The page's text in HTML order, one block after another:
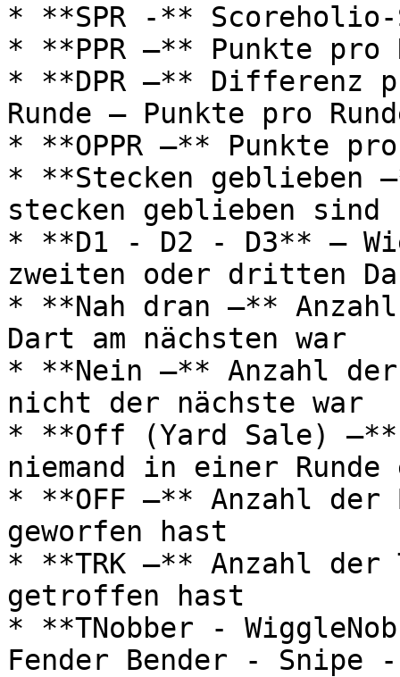
* **SPR -** Scoreholio-
* **PPR –** Punkte pro
* **DPR –** Differenz
Runde – Punkte pro
* **OPPR –** Punkte pro
* **Stecken geblieben
stecken geblieben sind
* **D1 - D2 - D3** –
zweiten oder dritten
* **Nah dran –**
Dart am nächsten war
* **Nein –** Anzahl
nicht der nächste war
* **Off (Yard Sale) –**
niemand in einer
* **OFF –** Anzahl der
geworfen hast
* **TRK –** Anzahl
getroffen hast
* **TNobber -
Fender Bender - Snipe